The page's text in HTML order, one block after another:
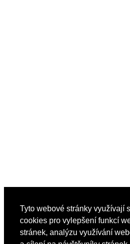
Tyto webové stránky využívají
cookies pro vylepšení funkcí
stránek, analýzu využívání